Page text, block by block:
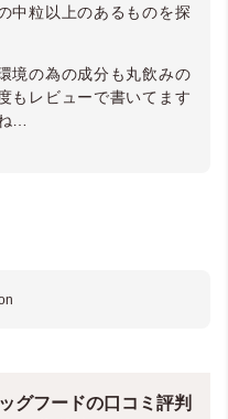
中粒以上のあるものを探
境の為の成分も丸飲みの
もレビューで書いてます
…
グフードの口コミ評判